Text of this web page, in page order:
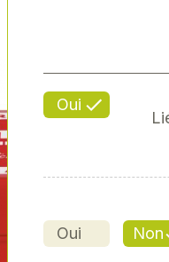
Oui
Oui Non